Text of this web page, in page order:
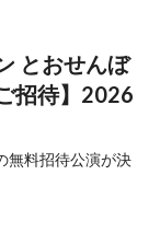
とおせんぼ
招待】2026
無料招待公演が決